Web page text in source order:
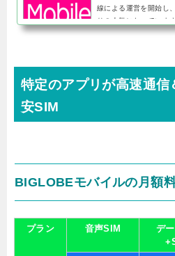
線による運営を開始し
りの人気になっていま
所が楽天回線エリア内
特定のアプリが高速通信
安SIM
BIGLOBEモバイルの月額
プラン 音声SIM
デ